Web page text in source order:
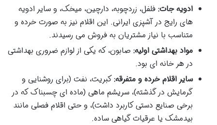
ادویه جات: فلفل، زردچوبه، دارچین، میخک، و سایر ادویه
های رایج در آشپزی ایرانی. این اقلام نیز به صورت خرده و
متناسب با نیاز مشتریان به فروش می رسیدند.
مواد بهداشتی اولیه: صابون، که یکی از لوازم ضروری بهداشتی
در هر خانه ای بود.
سایر اقلام خرده و متفرقه:کبریت، نفت (برای روشنایی و
گرمایش در گذشته)، سریشم ماهی (ماده ای چسبناک که در
برخی صنایع دستی کاربرد داشت)، و حتی اقلام فصلی مانند
بیدمشک یا عرقیات گیاهی ساده.